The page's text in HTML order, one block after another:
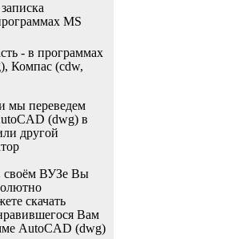
MS
- в программах
Компас (cdw,
мы переведем
(dwg) в
другой
своём ВУЗе Вы
скачать
Вам
AutoCAD (dwg)